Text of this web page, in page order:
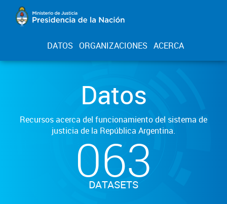
DATOS ORGANIZACIONES ACERCA
Datos
Recursos acerca del funcionamiento del sistema de
justicia de la República Argentina.
063
DATASETS